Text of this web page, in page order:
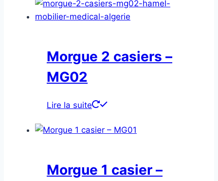
Morgue 2 casiers –
MG02
Lire la suite
Morgue 1 casier –